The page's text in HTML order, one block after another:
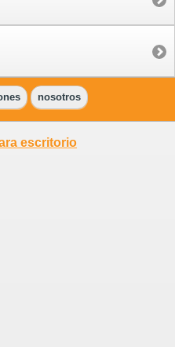
nosotros
escritorio